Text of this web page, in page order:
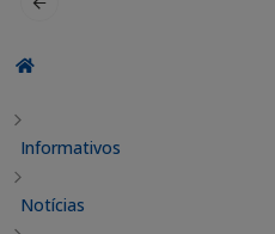
Informativos
Notícias